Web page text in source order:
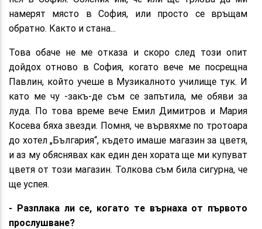
намерят място в София, или просто се връщам
обратно. Както и стана...
Това обаче не ме отказа и скоро след този опит
дойдох отново в София, когато вече ме посрещна
Павлин, който учеше в Музикалното училище тук. И
като ме чу -закъ-де съм се запътила, ме обяви за
луда. По това време вече Емил Димитров и Мария
Косева бяха звезди. Помня, че вървяхме по тротоара
до хотел „България“, където имаше магазин за цветя,
и аз му обяснявах как един ден хората ще ми купуват
цветя от този магазин. Толкова съм била сигурна, че
ще успея.
- Разплака ли се, когато те върнаха от първото
прослушване?